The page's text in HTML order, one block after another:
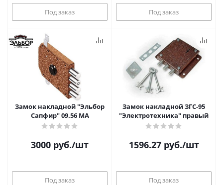
Под заказ Под заказ
Замок накладной "Эльбор
Сапфир" 09.56 МА
3000 руб./шт
Под заказ
Замок накладной ЗГС-95
"Электротехника" правый
1596.27руб./шт
Под заказ